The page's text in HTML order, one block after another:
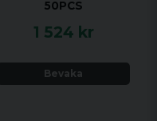
50PCS
1 524 kr
Bevaka